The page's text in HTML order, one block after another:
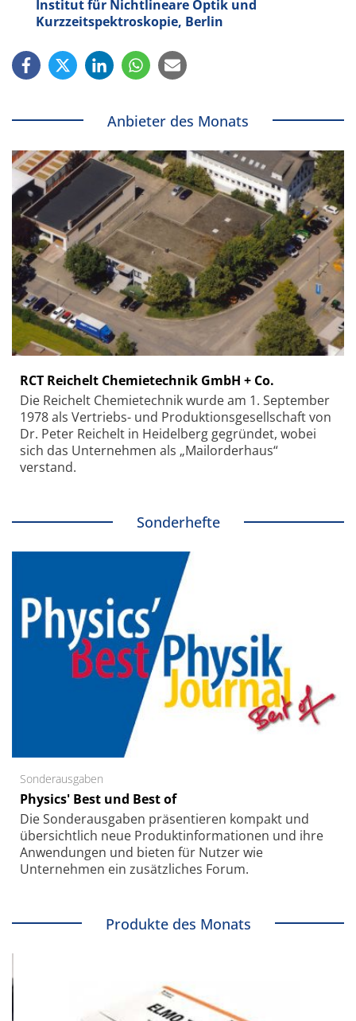
Institut für Nichtlineare Optik und
Kurzzeitspektroskopie, Berlin
Anbieter des Monats
RCT Reichelt Chemietechnik GmbH + Co.
Die Reichelt Chemietechnik wurde am 1. September
1978 als Vertriebs- und Produktionsgesellschaft von
Dr. Peter Reichelt in Heidelberg gegründet, wobei
sich das Unternehmen als „Mailorderhaus“
verstand.
Sonderhefte
Sonderausgaben
Physics' Best und Best of
Die Sonder­ausgaben präsentieren kompakt und
übersichtlich neue Produkt­informationen und ihre
Anwendungen und bieten für Nutzer wie
Unternehmen ein zusätzliches Forum.
Produkte des Monats